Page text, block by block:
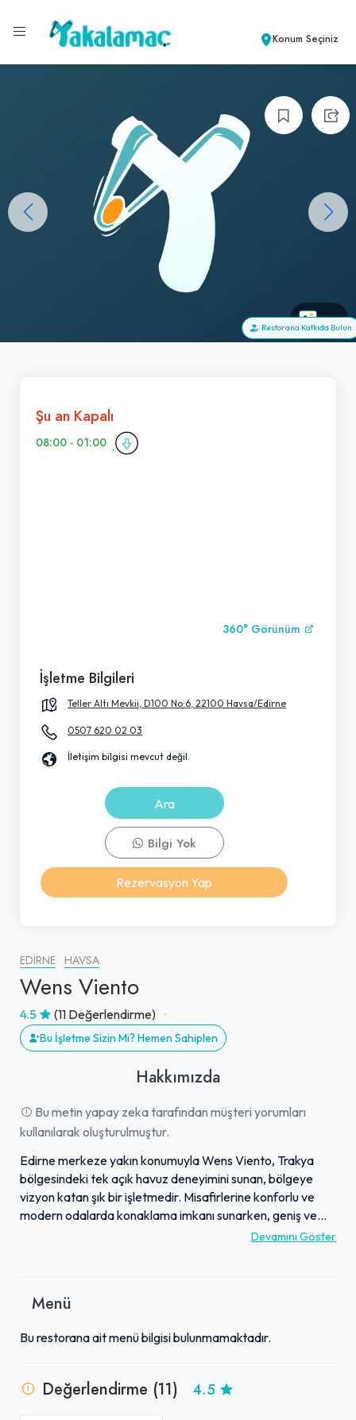
Konum Seçiniz
+0
Restorana Katkıda Bulun
EDIRNE HAVSA
Wens Viento
4.5 (11 Değerlendirme)
Bu İşletme Sizin Mi? Hemen Sahiplen
Hakkımızda
Bu metin yapay zeka tarafından müşteri yorumları
kullanılarak oluşturulmuştur.
Edirne merkeze yakın konumuyla Wens Viento, Trakya
bölgesindeki tek açık havuz deneyimini sunan, bölgeye
vizyon katan şık bir işletmedir. Misafirlerine konforlu ve
modern odalarda konaklama imkanı sunarken, geniş ve
ferah havuz alanıyla rahatlatıcı bir kaçış noktası sağlar.
Profesyonel ve ilgili personeli sayesinde misafirler, temiz
atmosferiyle de beğeni toplamaktadır. Özellikle aileler ve
Wens Viento, şehrin kalabalığından uzaklaşarak kaliteli bir
dinlence arayanların tercihidir.
Devamını Göster
Menü
Bu restorana ait menü bilgisi bulunmamaktadır.
Değerlendirme (11) 4.5
Şu an Kapalı
08:00 - 01:00
360° Görünüm
İşletme Bilgileri
Teller Altı Mevkii, D100 No:6, 22100 Havsa/Edirne
0507 620 02 03
İletişim bilgisi mevcut değil.
Ara
Bilgi Yok
Rezervasyon Yap